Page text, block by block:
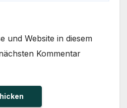
und Website in diesem
Kommentar